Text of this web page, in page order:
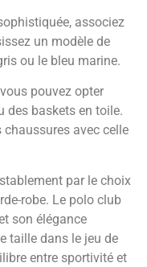
associez
un modèle de
ou le bleu marine.
pouvez opter
des baskets en toile.
avec celle
par le choix
robe. Le polo club
son élégance
taille dans le jeu de
entre sportivité et